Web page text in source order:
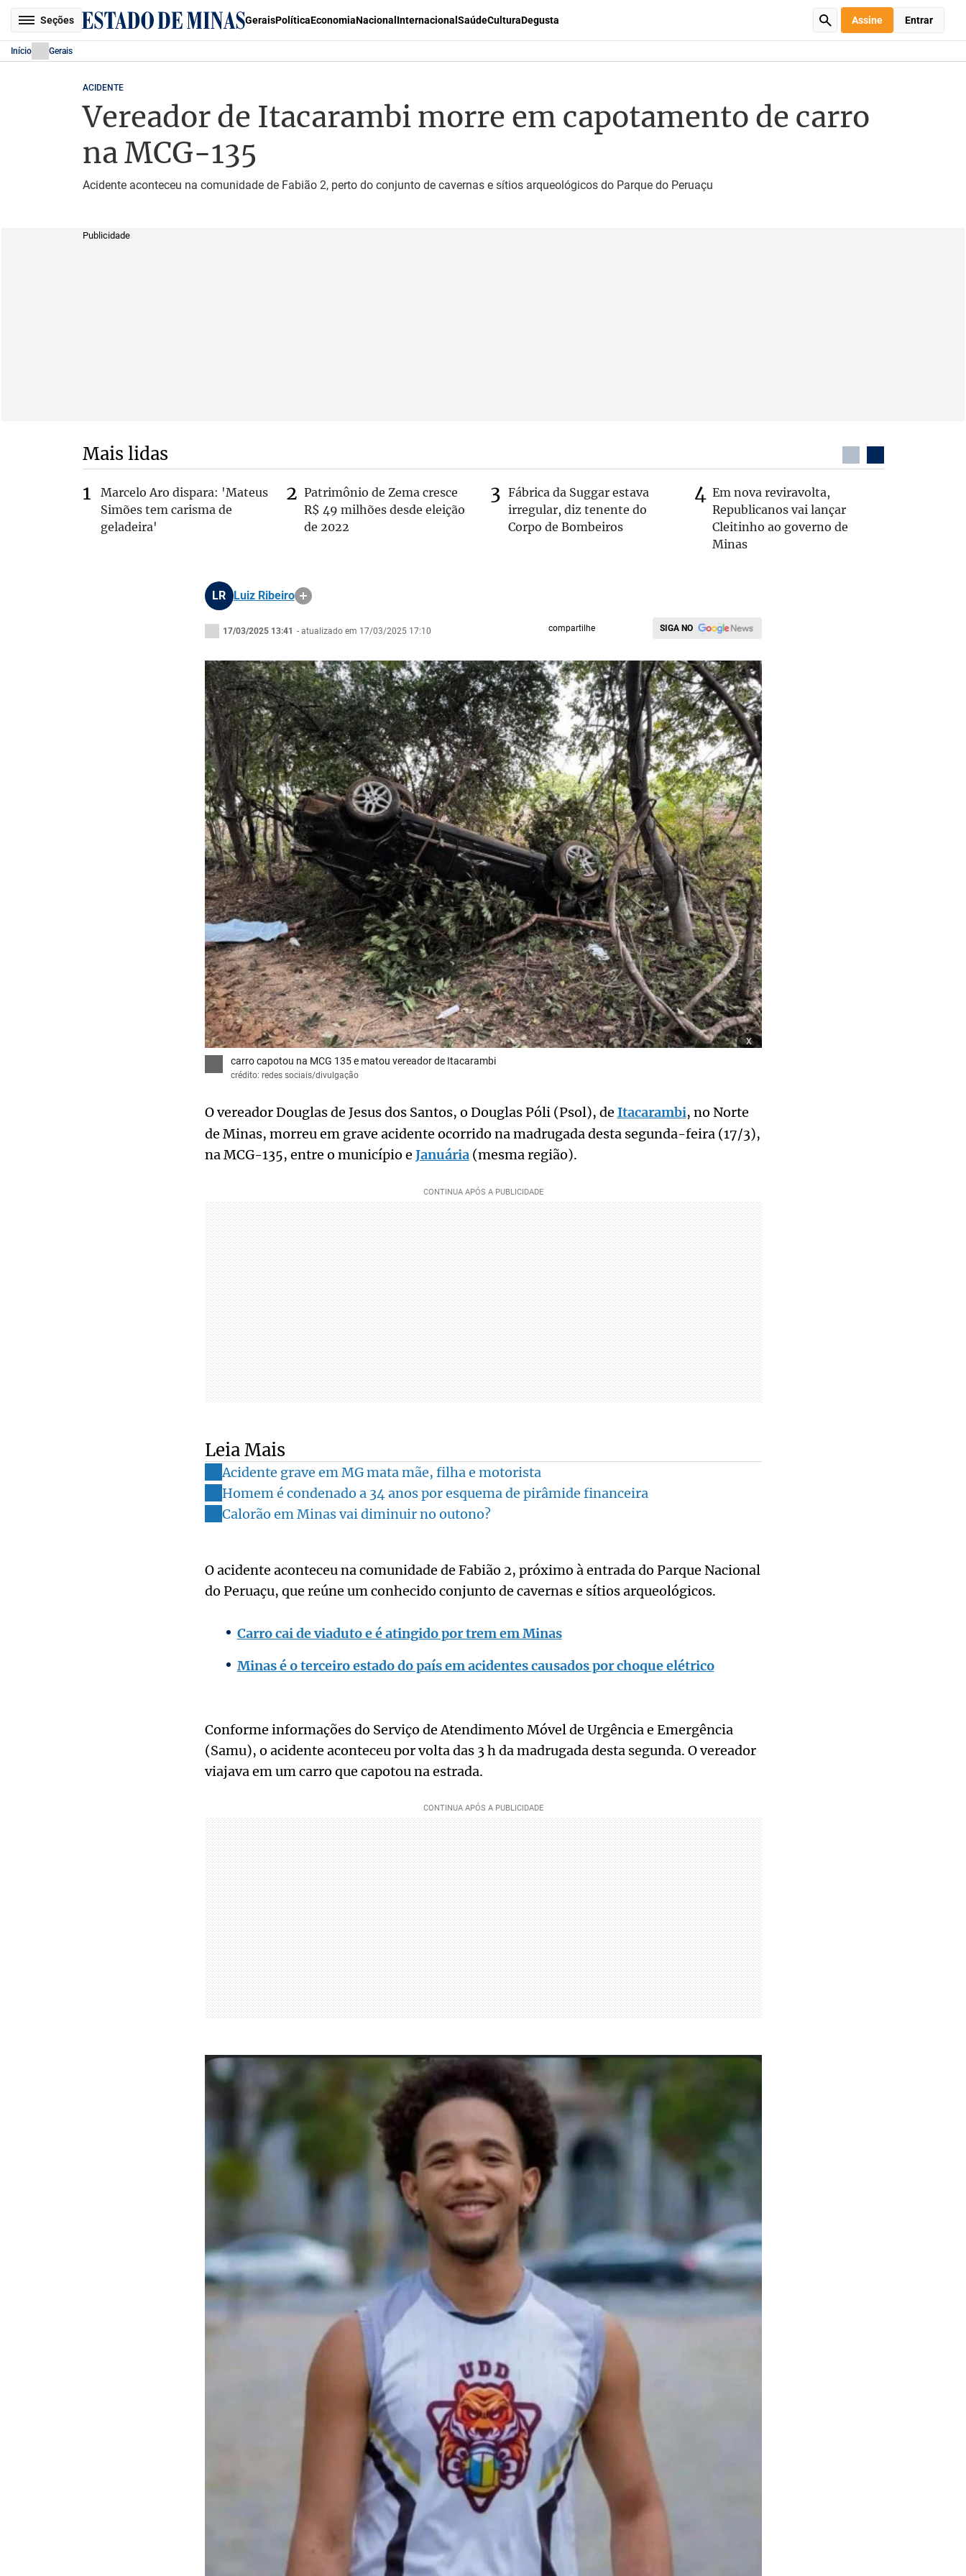
Seções GeraisPolíticaEconomiaNacional Internacional SaúdeCulturaDegusta Assine Entrar
Início Gerais
ACIDENTE
Vereador de Itacarambi morre em capotamento de carro
na MCG-135
Acidente aconteceu na comunidade de Fabião 2, perto do conjunto de cavernas e sítios arqueológicos do Parque do Peruaçu
Publicidade
Mais lidas
Marcelo Aro dispara: 'Mateus
Simões tem carisma de
geladeira'
Patrimônio de Zema cresce
R$ 49 milhões desde eleição
de 2022
Fábrica da Suggar estava
irregular, diz tenente do
Corpo de Bombeiros
Em nova reviravolta,
Republicanos vai lançar
Cleitinho ao governo de
Minas
LR Luiz Ribeiro
17/03/2025 13:41 - atualizado em 17/03/2025 17:10 compartilhe SIGA NO
x
carro capotou na MCG 135 e matou vereador de Itacarambi
crédito: redes sociais/divulgação
O vereador Douglas de Jesus dos Santos, o Douglas Póli (Psol), de Itacarambi, no Norte
de Minas, morreu em grave acidente ocorrido na madrugada desta segunda-feira (17/3),
na MCG-135, entre o município e Januária(mesma região).
Leia Mais
Acidente grave em MG mata mãe, filha e motorista
Homem é condenado a 34 anos por esquema de pirâmide financeira
Calorão em Minas vai diminuir no outono?
O acidente aconteceu na comunidade de Fabião 2, próximo à entrada do Parque Nacional
do Peruaçu, que reúne um conhecido conjunto de cavernas e sítios arqueológicos.
Carro cai de viaduto e é atingido por trem em Minas
Minas é o terceiro estado do país em acidentes causados por choque elétrico
Conforme informações do Serviço de Atendimento Móvel de Urgência e Emergência
(Samu), o acidente aconteceu por volta das 3 h da madrugada desta segunda. O vereador
viajava em um carro que capotou na estrada.